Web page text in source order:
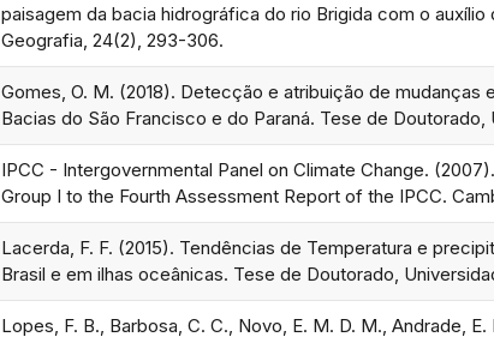
paisagem da bacia hidrográfica do rio Brigida com o
Geografia, 24(2), 293-306.
Gomes, O. M. (2018). Detecção e atribuição de
Bacias do São Francisco e do Paraná. Tese de
IPCC - Intergovernmental Panel on Climate Change.
Group I to the Fourth Assessment Report of the IPCC.
Lacerda, F. F. (2015). Tendências de Temperatura e
Brasil e em ilhas oceânicas. Tese de Doutorado,
Lopes, F. B., Barbosa, C. C., Novo, E. M. D. M., Andrade,